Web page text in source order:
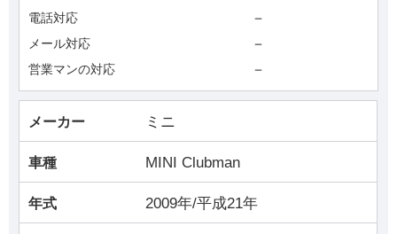
電話対応 －
メール対応 －
営業マンの対応 －
メーカー ミニ
車種 MINI Clubman
年式 2009年/平成21年